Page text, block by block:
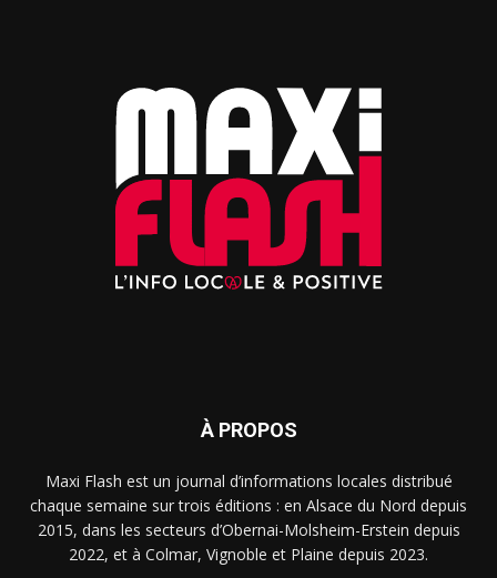
À PROPOS
Maxi Flash est un journal d’informations locales distribué
chaque semaine sur trois éditions : en Alsace du Nord depuis
2015, dans les secteurs d’Obernai-Molsheim-Erstein depuis
2022, et à Colmar, Vignoble et Plaine depuis 2023.